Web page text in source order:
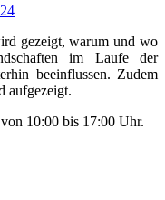
gezeigt, warum und wo
im Laufe der
beeinflussen. Zudem
aufgezeigt.
10:00 bis 17:00 Uhr.